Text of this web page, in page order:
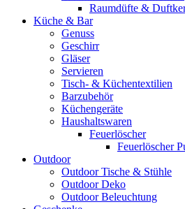
Raumdüfte &
Küche & Bar
Genuss
Geschirr
Gläser
Servieren
Tisch- & Küchentextilien
Barzubehör
Küchengeräte
Haushaltswaren
Feuerlöscher
Feuerlöscher
Outdoor
Outdoor Tische & Stühle
Outdoor Deko
Outdoor Beleuchtung